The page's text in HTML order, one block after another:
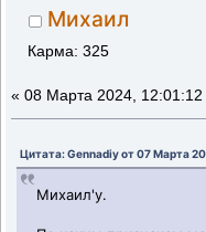
Михаил
Карма: 325
« 08 Марта 2024, 12:01:12
Цитата: Gennadiy от 07 Марта
Михаил'у.